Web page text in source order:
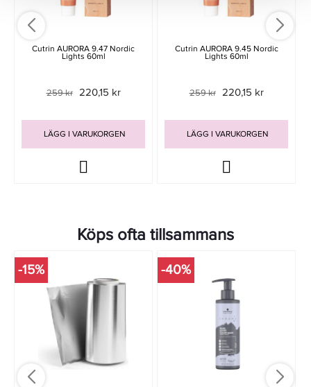
Cutrin AURORA 9.47 Nordic
Lights 60ml
259 kr 220,15 kr
LÄGG I VARUKORGEN
Cutrin AURORA 9.45 Nordic
Lights 60ml
259 kr 220,15 kr
LÄGG I VARUKORGEN
Köps ofta tillsammans
-15% -40%